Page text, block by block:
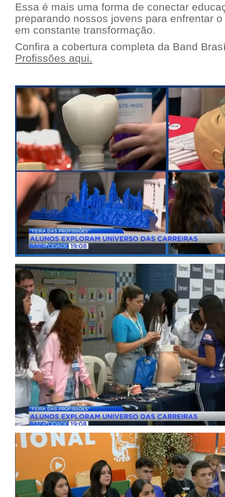
Essa é mais uma forma de conectar
preparando nossos jovens para enfrentar
em constante transformação.
Confira a cobertura completa da Band
Profissões aqui.